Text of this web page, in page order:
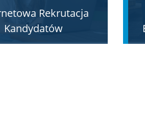
Rekrutacja
Kandydatów